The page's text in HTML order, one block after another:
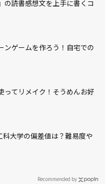
の読書感想文を上手に書くコ
ンゲームを作ろう！自宅での
ってリメイク！そうめんお好
大学の偏差値は？難易度や
Recommended by